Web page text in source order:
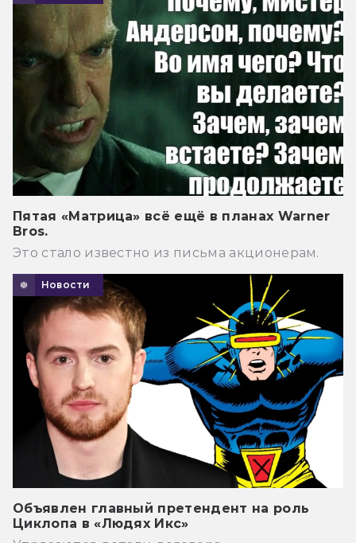
Пятая «Матрица» всё ещё в планах Warner
Bros.
Это стало известно из письма акционерам.
Новости
Объявлен главный претендент на роль
Циклопа в «Людях Икс»